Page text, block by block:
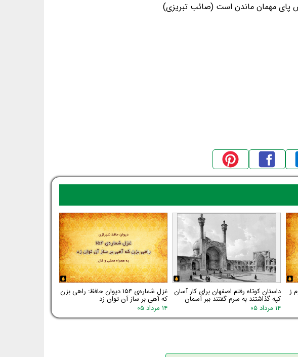
مهمان ماندن است (صائب تبریزی)
ز داستان کوتاه رفتم اصفهان برای کار آسان
کپه گذاشتند به سرم گفتند ببر آسمان
۱۴ مرداد ۰۵
غزل شماره‌ی ۱۵۴ دیوان حافظ: راهی بزن
که آهی بر ساز آن توان زد
۱۴ مرداد ۰۵